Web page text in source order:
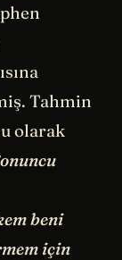
Tahmin
olarak
beni
için